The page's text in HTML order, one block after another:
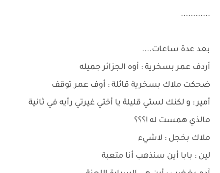
............
بعد عدة ساعات....
أردف عمر بسخرية : أوه الجزائر جميله
ضحكت ملاك بسخرية قائلة : أوف عمر توقف
أمير : و لكنك لستي قليلة يا أختي غيرتي رأيه في ثانية
مالذي همست له !؟؟؟
ملاك بخجل : لاشيء
لين : بابا أين سنذهب أنا متعبة